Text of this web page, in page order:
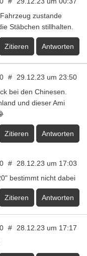
zustande
Stäbchen stillhalten.
Zitieren Antworten
0 # 29.12.23 um 23:50
bei den Chinesen.
und dieser Ami
Zitieren Antworten
0 # 28.12.23 um 17:03
bestimmt nicht dabei
Zitieren Antworten
0 # 28.12.23 um 17:17